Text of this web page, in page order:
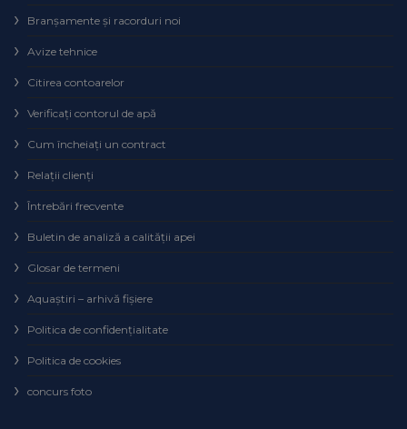
Branșamente și racorduri noi
Avize tehnice
Citirea contoarelor
Verificaţi contorul de apă
Cum încheiaţi un contract
Relaţii clienţi
Întrebări frecvente
Buletin de analiză a calităţii apei
Glosar de termeni
Aquaștiri – arhivă fișiere
Politica de confidențialitate
Politica de cookies
concurs foto